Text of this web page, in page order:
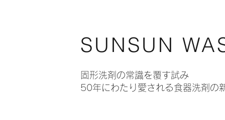
固形洗剤の常識を覆す試み
50年にわたり愛される食器洗剤の
SUNSUN